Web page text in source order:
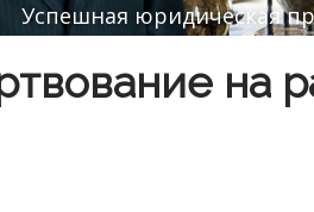
Успешная юридическая
на